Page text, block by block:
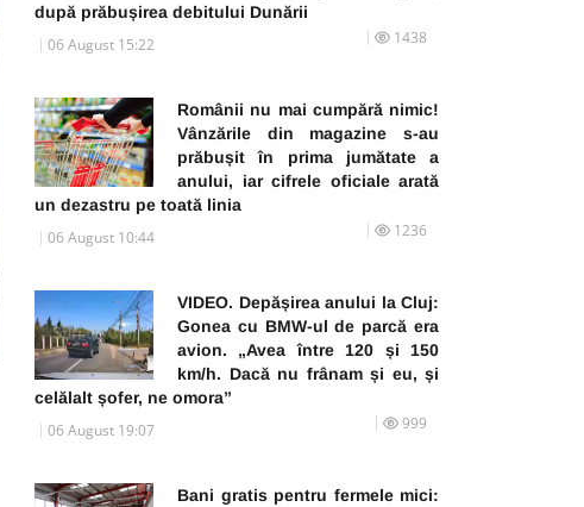
după prăbușirea debitului Dunării
06 August 15:22 1438
Românii nu mai cumpără nimic!
Vânzările din magazine s-au
prăbușit în prima jumătate a
anului, iar cifrele oficiale arată
un dezastru pe toată linia
06 August 10:44 1236
VIDEO. Depășirea anului la Cluj:
Gonea cu BMW-ul de parcă era
avion. „Avea între 120 și 150
km/h. Dacă nu frânam și eu, și
celălalt șofer, ne omora”
06 August 19:07 999
Bani gratis pentru fermele mici: